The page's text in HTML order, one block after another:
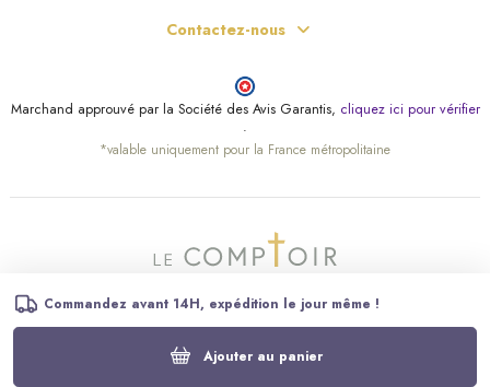
Commandez avant 14H, expédition le jour même !
Ajouter au panier
Contactez-nous
Marchand approuvé par la Société des Avis Garantis, cliquez ici pour vérifier
.
*valable uniquement pour la France métropolitaine